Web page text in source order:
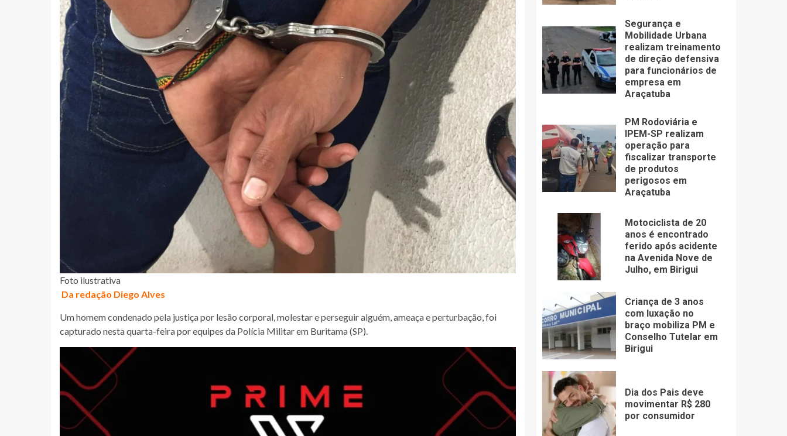
Foto ilustrativa
Da redação Diego Alves
Um homem condenado pela justiça por lesão corporal, molestar e perseguir alguém, ameaça e perturbação, foi
capturado nesta quarta-feira por equipes da Polícia Militar em Buritama (SP).
Segurança e
Mobilidade Urbana
realizam treinamento
de direção defensiva
para funcionários de
empresa em
Araçatuba
PM Rodoviária e
IPEM-SP realizam
operação para
fiscalizar transporte
de produtos
perigosos em
Araçatuba
Motociclista de 20
anos é encontrado
ferido após acidente
na Avenida Nove de
Julho, em Birigui
Criança de 3 anos
com luxação no
braço mobiliza PM e
Conselho Tutelar em
Birigui
Dia dos Pais deve
movimentar R$ 280
por consumidor